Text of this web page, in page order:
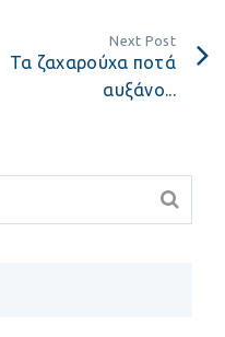
Next Post
Τα ζαχαρούχα ποτά
αυξάνο...